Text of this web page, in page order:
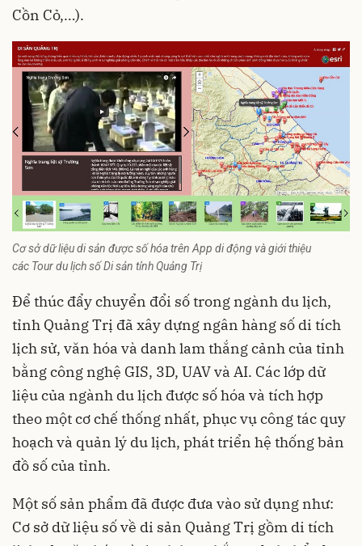
Cồn Cỏ,…).
Cơ sở dữ liệu di sản được số hóa trên App di động và giới thiệu
các Tour du lịch số Di sản tỉnh Quảng Trị
Để thúc đẩy chuyển đổi số trong ngành du lịch,
tỉnh Quảng Trị đã xây dựng ngân hàng số di tích
lịch sử, văn hóa và danh lam thắng cảnh của tỉnh
bằng công nghệ GIS, 3D, UAV và AI. Các lớp dữ
liệu của ngành du lịch được số hóa và tích hợp
theo một cơ chế thống nhất, phục vụ công tác quy
hoạch và quản lý du lịch, phát triển hệ thống bản
đồ số của tỉnh.
Một số sản phẩm đã được đưa vào sử dụng như:
Cơ sở dữ liệu số về di sản Quảng Trị gồm di tích